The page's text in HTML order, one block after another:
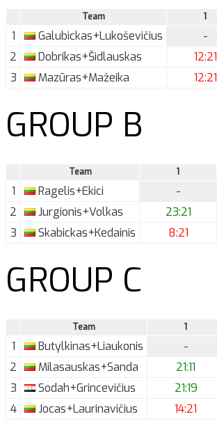
Team 1
1 Galubickas+Lukoševičius -
2
Dobrikas+Šidlauskas 12:21
3
Mazūras+Mažeika 12:21
GROUP B
Team 1
1 Ragelis+Ekici -
2
Jurgionis+Volkas 23:21
3
Skabickas+Kedainis 8:21
GROUP C
Team 1
1 Butylkinas+Liaukonis -
2
Milasauskas+Sanda 21:11
3
Sodah+Grincevičius 21:19
4
Jocas+Laurinavičius 14:21